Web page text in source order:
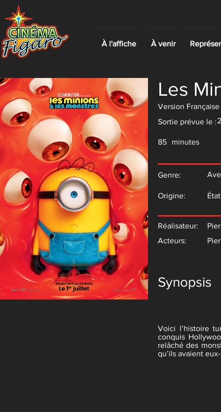
À l'affiche À venir
Les
Version Française
Sortie prévue le :
85 minutes
Genre:
Origine:
Réalisateur:
Acteurs:
Synopsis
Voici l’histoire
conquis
relâché des
qu’ils avaient